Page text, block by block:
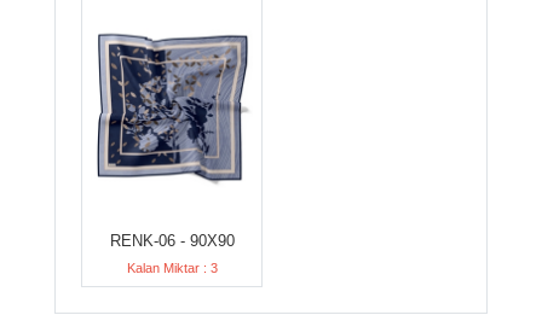
RENK-06 - 90X90
Kalan Miktar : 3